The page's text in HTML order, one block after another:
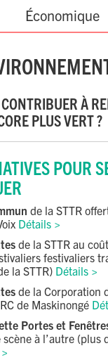
Économique
À
PLUS VERT ?
En
POUR
de la STTR
Détails >
de la STTR au
festivaliers
la STTR) Détails >
de la Corporation
de Maskinongé
Portes et
à l’autre (plus